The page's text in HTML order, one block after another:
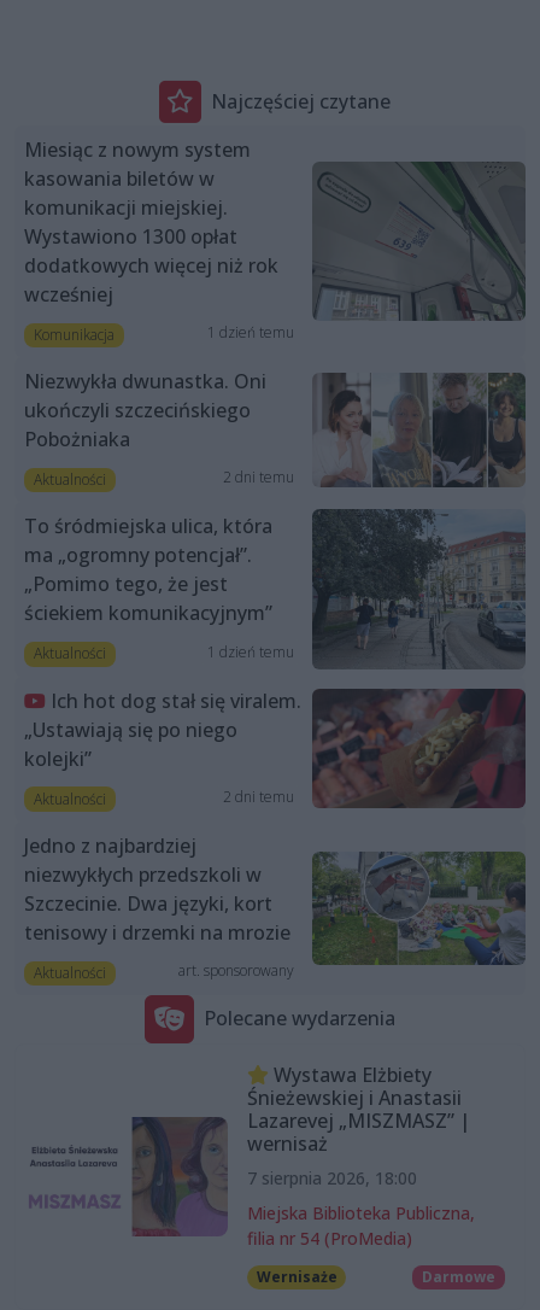
Najczęściej czytane
Miesiąc z nowym system
kasowania biletów w
komunikacji miejskiej.
Wystawiono 1300 opłat
dodatkowych więcej niż rok
wcześniej
Komunikacja 1 dzień temu
Niezwykła dwunastka. Oni
ukończyli szczecińskiego
Pobożniaka
Aktualności 2 dni temu
To śródmiejska ulica, która
ma „ogromny potencjał”.
„Pomimo tego, że jest
ściekiem komunikacyjnym”
Aktualności 1 dzień temu
Ich hot dog stał się viralem.
„Ustawiają się po niego
kolejki”
Aktualności 2 dni temu
Jedno z najbardziej
niezwykłych przedszkoli w
Szczecinie. Dwa języki, kort
tenisowy i drzemki na mrozie
Aktualności art. sponsorowany
Polecane wydarzenia
Wystawa Elżbiety
Śnieżewskiej i Anastasii
Lazarevej „MISZMASZ” |
wernisaż
7 sierpnia 2026, 18:00
Miejska Biblioteka Publiczna,
filia nr 54 (ProMedia)
Wernisaże Darmowe